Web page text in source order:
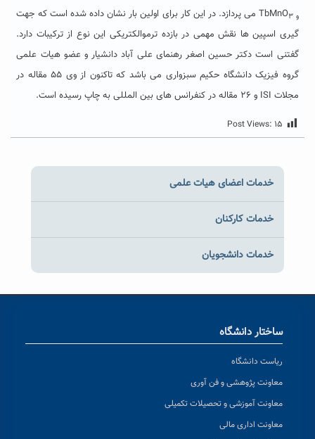
و TbMnO۳
می پردازد. در این کار برای اولین بار نشان داده شده است که جهت
گیری اسپین ها نقش مهمی در بازده ترموالکتریکی این نوع از ترکیبات دارد.
گفتنی است دکتر حسین اصغر رهنمای علی آباد دانشیار و عضو هیات علمی
گروه فیزیک دانشگاه حکیم سبزواری می باشد که تاکنون از وی ۵۵ مقاله در
مجلات ISI و ۲۶ مقاله در کنفرانس های بین المللی به چاپ رسیده است.
Post Views: ۱۵
خدمات اعضای هیات علمی
خدمات کارکنان
خدمات دانشجویان
ساختار دانشگاه
ریاست دانشگاه
معاونت پژوهشی و فن آوری
معاونت آموزشی و تحصیلات تکمیلی
معاونت اداری مالی